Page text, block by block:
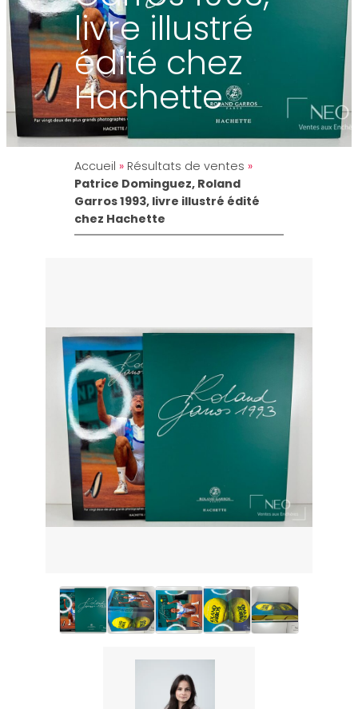
livre illustré
édité chez
Hachette
Accueil » Résultats de ventes »
Patrice Dominguez, Roland
Garros 1993, livre illustré édité
chez Hachette